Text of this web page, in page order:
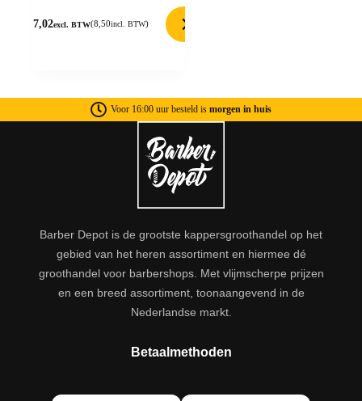
7,02excl. BTW(8,50incl. BTW)
Voor 16:00 uur besteld is morgen in huis
Barber Depot is de grootste kappersgroothandel op het
gebied van het heren assortiment en hiermee dé
groothandel voor barbershops. Met vlijmscherpe prijzen
en een breed assortiment, toonaangevend in de
Nederlandse markt.
Betaalmethoden